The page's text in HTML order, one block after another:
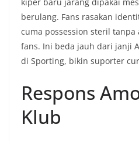
berulang. Fans rasakan
cuma possession steril tanpa
fans. Ini beda jauh dari janji
di Sporting, bikin suporter
Respons
Klub